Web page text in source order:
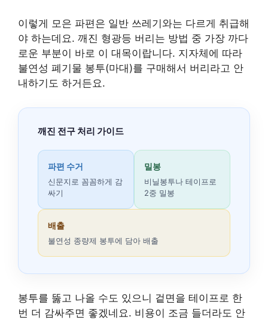
이렇게 모은 파편은 일반 쓰레기와는 다르게 취급해
야 하는데요. 깨진 형광등 버리는 방법 중 가장 까다
로운 부분이 바로 이 대목이랍니다. 지자체에 따라
불연성 폐기물 봉투(마대)를 구매해서 버리라고 안
내하기도 하거든요.
깨진 전구 처리 가이드
파편 수거
신문지로 꼼꼼하게 감
싸기
밀봉
비닐봉투나 테이프로
2중 밀봉
배출
불연성 종량제 봉투에 담아 배출
봉투를 뚫고 나올 수도 있으니 겉면을 테이프로 한
번 더 감싸주면 좋겠네요. 비용이 조금 들더라도 안